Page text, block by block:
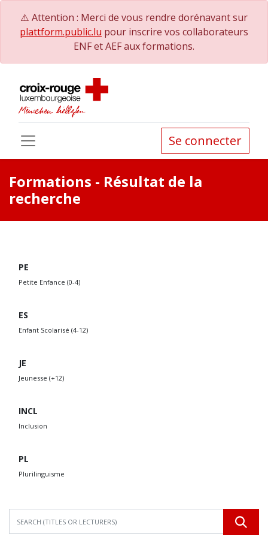
⚠️ Attention : Merci de vous rendre dorénavant sur
plattform.public.lu pour inscrire vos collaborateurs
ENF et AEF aux formations.
Se connecter
Formations - Résultat de la
recherche
PE
Petite Enfance (0-4)
ES
Enfant Scolarisé (4-12)
JE
Jeunesse (+12)
INCL
Inclusion
PL
Plurilinguisme